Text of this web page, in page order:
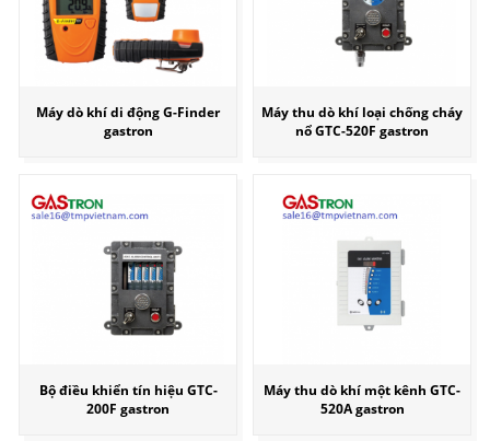
Máy dò khí di động G-Finder
gastron
Máy thu dò khí loại chống cháy
nổ GTC-520F gastron
Bộ điều khiển tín hiệu GTC-
200F gastron
Máy thu dò khí một kênh GTC-
520A gastron